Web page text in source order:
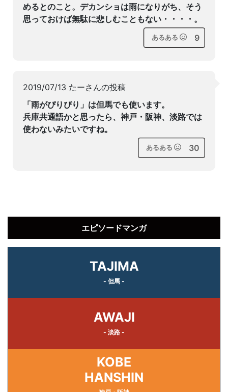
めるとのこと。デカンショは雨になりがち、そう
思っておけば無駄に悲しむこともない・・・・。
あるある 9
2019/07/13 たーさんの投稿
「雨がぴりぴり」は但馬でも使います。
兵庫共通語かと思ったら、神戸・阪神、淡路では
使わないみたいですね。
あるある 30
エピソードマンガ
TAJIMA
- 但馬 -
AWAJI
- 淡路 -
KOBE
HANSHIN